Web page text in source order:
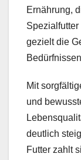
Ernährung,
gezielt die
Mit
und
deutlich
Futter zahlt